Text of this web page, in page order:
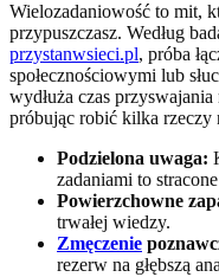
Wielozadaniowość to mit,
przypuszczasz. Według
przystanwsieci.pl, próba
społecznościowymi lub
wydłuża czas
próbując robić kilka rzeczy
Podzielona uwaga:
zadaniami to
Powierzchowne
trwałej wiedzy.
Zmęczenie
rezerw na głębszą